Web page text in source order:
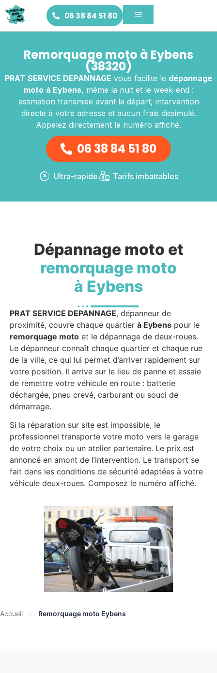
06 38 84 51 80
Remorquage moto à Eybens
(38320)
PRAT SERVICE DEPANNAGE vous facilite le dépannage
moto à Eybens, même la nuit et le week-end :
estimation transmise avant le départ, intervention
directe à votre adresse et aucun frais dissimulé.
Appelez directement le numéro affiché.
06 38 84 51 80
Ultra-rapide Tarifs imbattables
Dépannage moto et
remorquage moto
à Eybens
PRAT SERVICE DEPANNAGE, dépanneur de
proximité, couvre chaque quartier à Eybens pour le
remorquage moto et le dépannage de deux-roues.
Le dépanneur connaît chaque quartier et chaque rue
de la ville, ce qui lui permet d’arriver rapidement sur
votre position. Il arrive sur le lieu de panne et essaie
de remettre votre véhicule en route : batterie
déchargée, pneu crevé, carburant ou souci de
démarrage.
Si la réparation sur site est impossible, le
professionnel transporte votre moto vers le garage
de votre choix ou un atelier partenaire. Le prix est
annoncé en amont de l’intervention. Le transport se
fait dans les conditions de sécurité adaptées à votre
véhicule deux-roues. Composez le numéro affiché.
Accueil » Remorquage moto Eybens